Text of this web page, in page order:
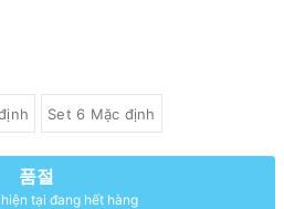
Set 6 Mặc định
품절
tại đang hết hàng